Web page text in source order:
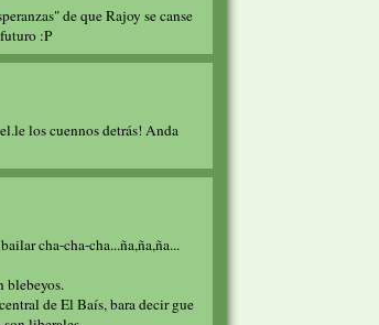
de que Rajoy se canse
:P
los cuennos detrás! Anda
cha-cha-cha...ña,ña,ña...
blebeyos.
de El Baís, bara decir gue